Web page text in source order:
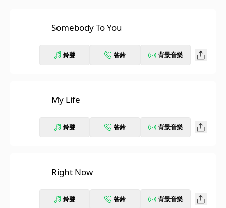
Somebody To You
鈴聲 答鈴 背景音樂
My Life
鈴聲 答鈴 背景音樂
Right Now
鈴聲 答鈴 背景音樂